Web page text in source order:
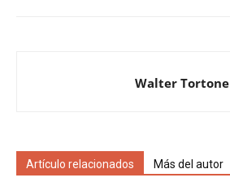
Walter Tortone
Artículo relacionados Más del autor